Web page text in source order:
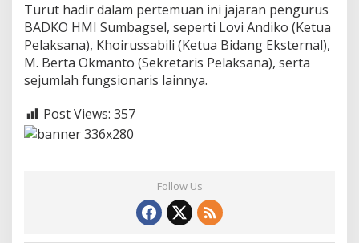
Turut hadir dalam pertemuan ini jajaran pengurus
BADKO HMI Sumbagsel, seperti Lovi Andiko (Ketua
Pelaksana), Khoirussabili (Ketua Bidang Eksternal),
M. Berta Okmanto (Sekretaris Pelaksana), serta
sejumlah fungsionaris lainnya.
Post Views: 357
Follow Us